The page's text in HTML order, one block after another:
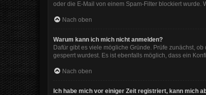
oder die E-Mail von einem Spam-Filter blockiert wurde.
Nach oben
Warum kann ich mich nicht anmelden?
Dafür gibt es viele mögliche Gründe. Prüfe zunächst,
gesperrt wurdest. Es ist ebenfalls möglich, dass ein
Nach oben
Ich habe mich vor einiger Zeit registriert, kann mich